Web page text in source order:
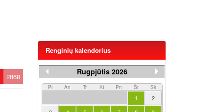
2868
Renginių kalendorius
Rugpjūtis 2026
Pi An Tr Kt Pn Št Sk
1
2